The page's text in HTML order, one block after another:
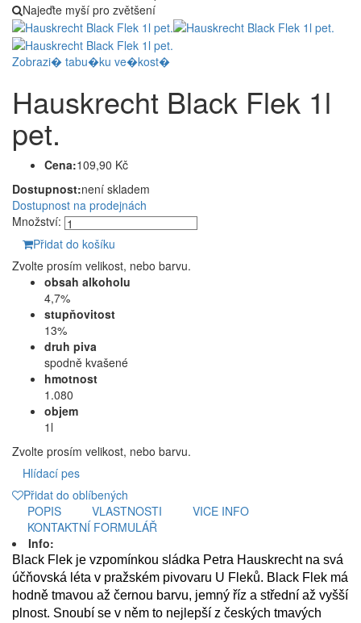
Najeďte myší pro zvětšení
Zobrazi� tabu�ku ve�kost�
Hauskrecht Black Flek 1l
pet.
Cena:109,90 Kč
Dostupnost:není skladem
Dostupnost na prodejnách
Množství:
Přidat do košíku
Zvolte prosím velikost, nebo barvu.
obsah alkoholu
4,7%
stupňovitost
13%
druh piva
spodně kvašené
hmotnost
1.080
objem
1l
Zvolte prosím velikost, nebo barvu.
Hlídací pes
Přidat do oblíbených
POPIS
VLASTNOSTI
VICE INFO
KONTAKTNÍ FORMULÁŘ
Info:
Black Flek je vzpomínkou sládka Petra Hauskrecht na svá
účňovská léta v pražském pivovaru U Fleků. Black Flek má
hodně tmavou až černou barvu, jemný říz a střední až vyšší
plnost. Snoubí se v něm to nejlepší z českých tmavých